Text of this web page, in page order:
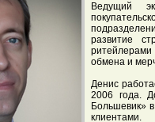
Ведущий
развитие
ритейлерами
обмена и
Денис
2006 года.
Большевик»
клиентами.